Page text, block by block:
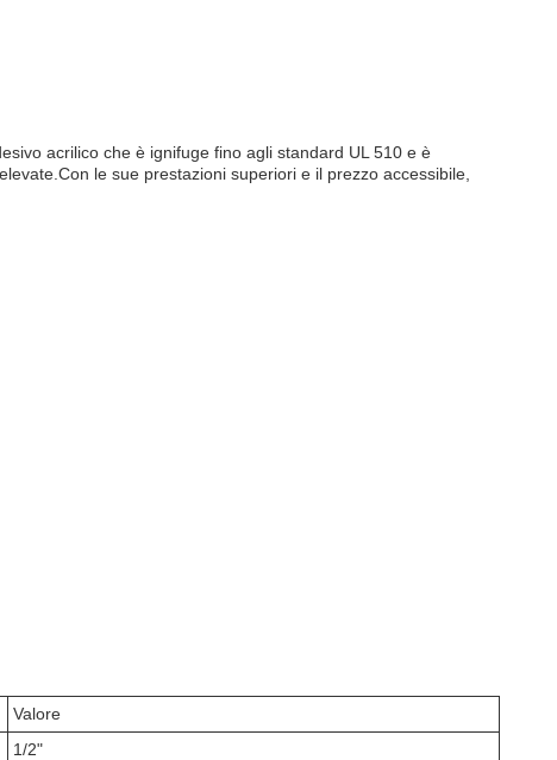
acrilico che è ignifuge fino agli standard UL 510 e è
le sue prestazioni superiori e il prezzo accessibile,
Valore
1/2"